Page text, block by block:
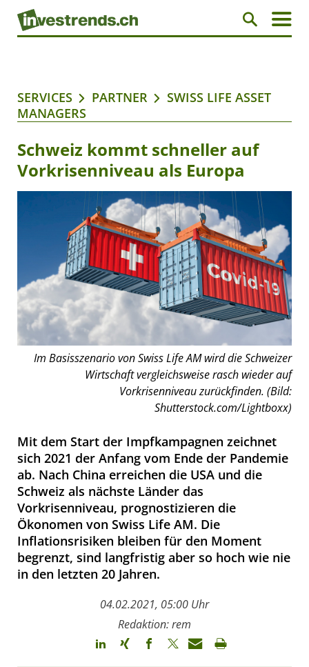
SERVICES PARTNER
SWISS LIFE ASSET
MANAGERS
Schweiz kommt schneller auf
Vorkrisenniveau als Europa
Im Basisszenario von Swiss Life AM wird die Schweizer
Wirtschaft vergleichsweise rasch wieder auf
Vorkrisenniveau zurückfinden. (Bild:
Shutterstock.com/Lightboxx)
Mit dem Start der Impfkampagnen zeichnet
sich 2021 der Anfang vom Ende der Pandemie
ab. Nach China erreichen die USA und die
Schweiz als nächste Länder das
Vorkrisenniveau, prognostizieren die
Ökonomen von Swiss Life AM. Die
Inflationsrisiken bleiben für den Moment
begrenzt, sind langfristig aber so hoch wie nie
in den letzten 20 Jahren.
04.02.2021, 05:00 Uhr
Redaktion: rem